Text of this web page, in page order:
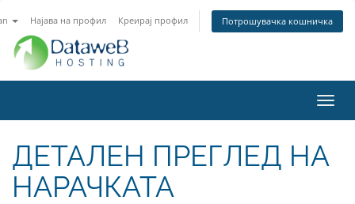
Најава на профил Креирај профил Потрошувачка кошничка
ја
ДЕТАЛЕН ПРЕГЛЕД НА
НАРАЧКАТА